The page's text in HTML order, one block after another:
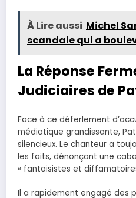
À Lire aussi Michel
scandale qui a
La Réponse
Judiciaires de
Face à ce déferlement
médiatique grandissante,
silencieux. Le chanteur a
les faits, dénonçant une
« fantaisistes et
Il a rapidement engagé des